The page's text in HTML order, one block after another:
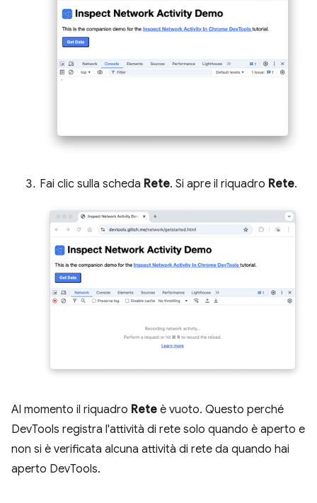
Fai clic sulla scheda Rete. Si apre il riquadro Rete.
Al momento il riquadro Rete è vuoto. Questo perché
DevTools registra l'attività di rete solo quando è aperto e
non si è verificata alcuna attività di rete da quando hai
aperto DevTools.